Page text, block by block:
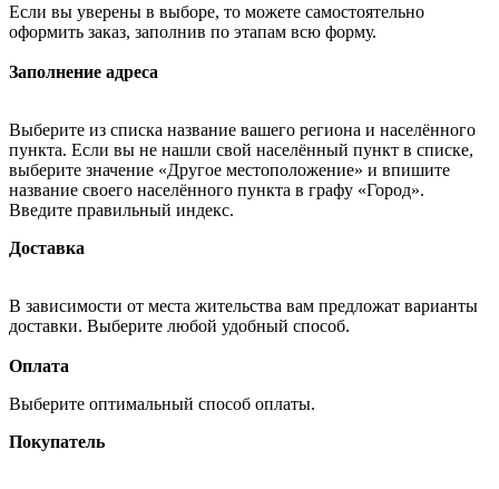
Если вы уверены в выборе, то можете самостоятельно
оформить заказ, заполнив по этапам всю форму.
Заполнение адреса
Выберите из списка название вашего региона и населённого
пункта. Если вы не нашли свой населённый пункт в списке,
выберите значение «Другое местоположение» и впишите
название своего населённого пункта в графу «Город».
Введите правильный индекс.
Доставка
В зависимости от места жительства вам предложат варианты
доставки. Выберите любой удобный способ.
Оплата
Выберите оптимальный способ оплаты.
Покупатель